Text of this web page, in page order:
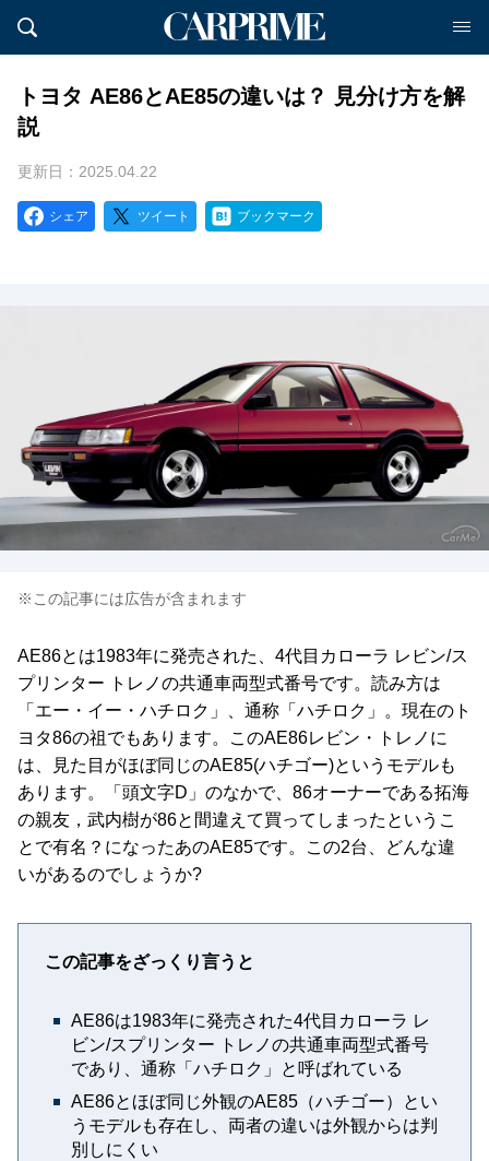
トヨタ AE86とAE85の違いは？ 見分け方を解
説
更新日：2025.04.22
シェア ツイート ブックマーク
※この記事には広告が含まれます
AE86とは1983年に発売された、4代目カローラ レビン/ス
プリンター トレノの共通車両型式番号です。読み方は
「エー・イー・ハチロク」、通称「ハチロク」。現在のト
ヨタ86の祖でもあります。このAE86レビン・トレノに
は、見た目がほぼ同じのAE85(ハチゴー)というモデルも
あります。「頭文字D」のなかで、86オーナーである拓海
の親友，武内樹が86と間違えて買ってしまったというこ
とで有名？になったあのAE85です。この2台、どんな違
いがあるのでしょうか?
この記事をざっくり言うと
AE86は1983年に発売された4代目カローラ レ
ビン/スプリンター トレノの共通車両型式番号
であり、通称「ハチロク」と呼ばれている
AE86とほぼ同じ外観のAE85（ハチゴー）とい
うモデルも存在し、両者の違いは外観からは判
別しにくい